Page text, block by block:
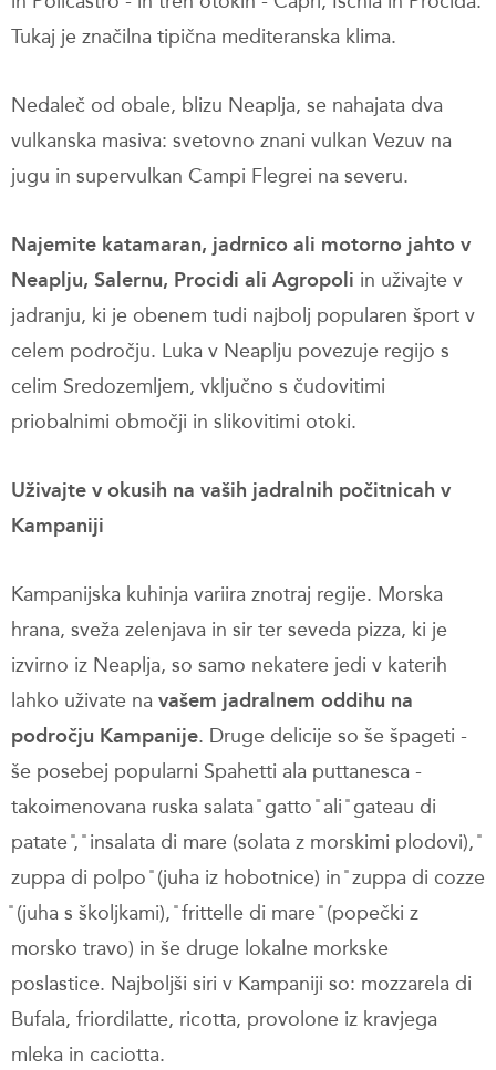
Tukaj je značilna tipična mediteranska klima.
Nedaleč od obale, blizu Neaplja, se nahajata dva
vulkanska masiva: svetovno znani vulkan Vezuv na
jugu in supervulkan Campi Flegrei na severu.
Najemite katamaran, jadrnico ali motorno jahto v
Neaplju, Salernu, Procidi ali Agropoli in uživajte v
jadranju, ki je obenem tudi najbolj popularen šport v
celem področju. Luka v Neaplju povezuje regijo s
celim Sredozemljem, vključno s čudovitimi
priobalnimi območji in slikovitimi otoki.
Uživajte v okusih na vaših jadralnih počitnicah v
Kampaniji
Kampanijska kuhinja variira znotraj regije. Morska
hrana, sveža zelenjava in sir ter seveda pizza, ki je
izvirno iz Neaplja, so samo nekatere jedi v katerih
lahko uživate na vašem jadralnem oddihu na
področju Kampanije. Druge delicije so še špageti -
še posebej popularni Spahetti ala puttanesca -
takoimenovana ruska salata ̎ gatto ̎ ali ̎ gateau di
patate ̎, ̎ insalata di mare (solata z morskimi plodovi), ̎
zuppa di polpo ̎ (juha iz hobotnice) in ̎ zuppa di cozze
̎ (juha s školjkami), ̎ frittelle di mare ̎ (popečki z
morsko travo) in še druge lokalne morkske
poslastice. Najboljši siri v Kampaniji so: mozzarela di
Bufala, friordilatte, ricotta, provolone iz kravjega
mleka in caciotta.